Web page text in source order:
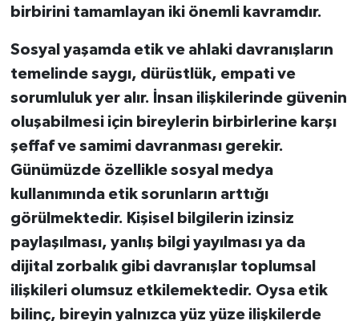
birbirini tamamlayan iki önemli kavramdır.
Sosyal yaşamda etik ve ahlaki davranışların
temelinde saygı, dürüstlük, empati ve
sorumluluk yer alır. İnsan ilişkilerinde güvenin
oluşabilmesi için bireylerin birbirlerine karşı
şeffaf ve samimi davranması gerekir.
Günümüzde özellikle sosyal medya
kullanımında etik sorunların arttığı
görülmektedir. Kişisel bilgilerin izinsiz
paylaşılması, yanlış bilgi yayılması ya da
dijital zorbalık gibi davranışlar toplumsal
ilişkileri olumsuz etkilemektedir. Oysa etik
bilinç, bireyin yalnızca yüz yüze ilişkilerde